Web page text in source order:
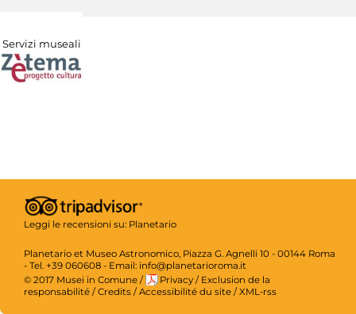
Servizi museali
Leggi le recensioni su: Planetario
Planetario et Museo Astronomico, Piazza G. Agnelli 10 - 00144 Roma
- Tel. +39 060608 - Email: info@planetarioroma.it
© 2017 Musei in Comune / Privacy / Exclusion de la
responsabilité /Credits /Accessibilité du site /XML-rss